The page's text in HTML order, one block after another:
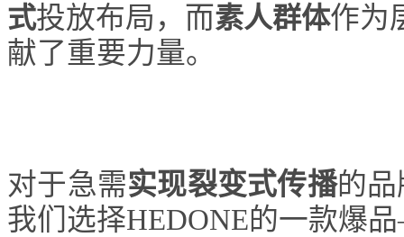
式投放布局，而素人群体作为
献了重要力量。
对于急需实现裂变式传播的
我们选择HEDONE的一款爆